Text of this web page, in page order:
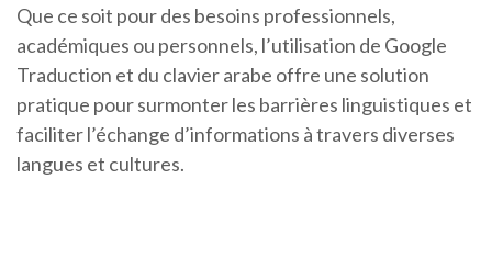
Que ce soit pour des besoins professionnels,
académiques ou personnels, l’utilisation de Google
Traduction et du clavier arabe offre une solution
pratique pour surmonter les barrières linguistiques et
faciliter l’échange d’informations à travers diverses
langues et cultures.